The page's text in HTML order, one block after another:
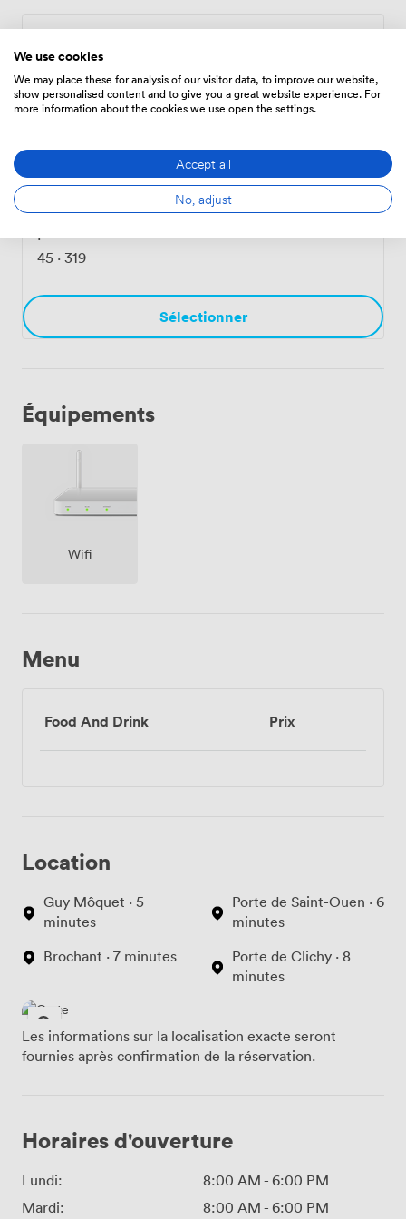
Salle de réunion
54 ·302
SALLE LES EPINETTES·De 6 aux 15
45 · 319
Sélectionner
Équipements
Wifi
Menu
Food And Drink Prix
Location
Guy Môquet · 5
minutes
Brochant · 7 minutes
Porte de Saint-Ouen · 6
minutes
Porte de Clichy · 8
minutes
Les informations sur la localisation exacte seront
fournies après confirmation de la réservation.
Horaires d'ouverture
Lundi: 8:00 AM - 6:00 PM
Mardi:
8:00 AM - 6:00 PM
We use cookies
We may place these for analysis of our visitor data, to improve our website,
show personalised content and to give you a great website experience. For
more information about the cookies we use open the settings.
Accept all
No, adjust